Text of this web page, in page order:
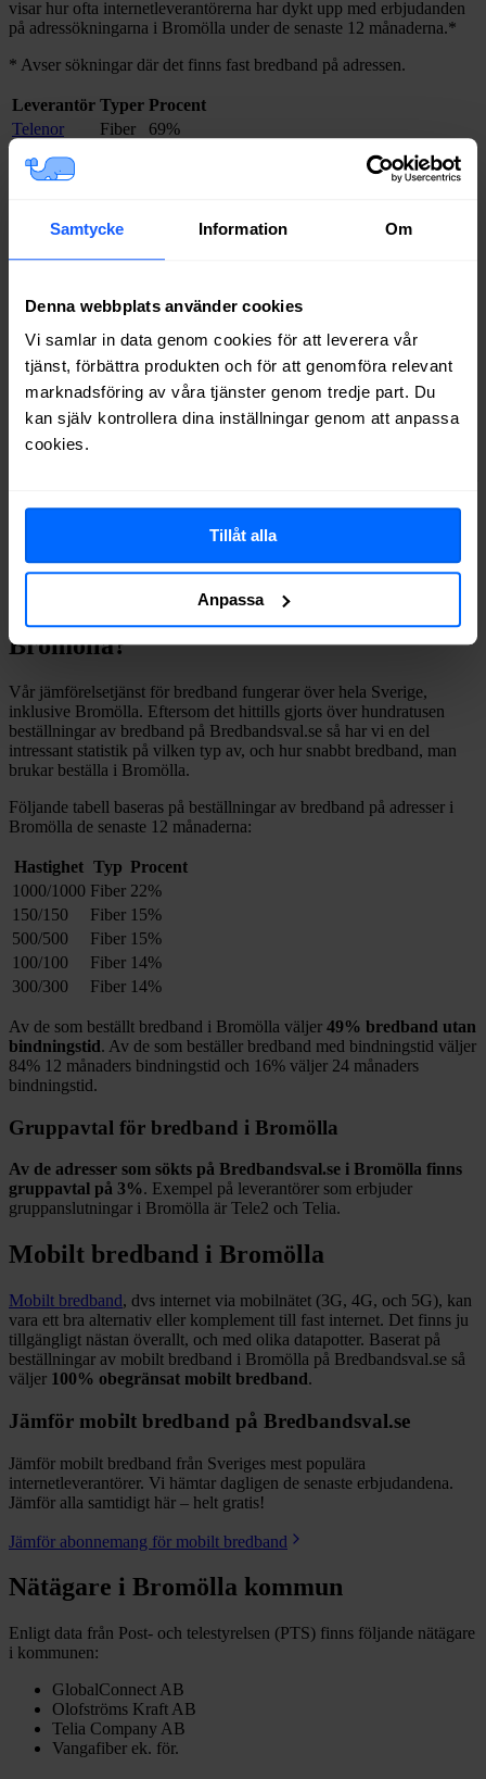
Samtycke Information Om
Denna webbplats använder cookies
Vi samlar in data genom cookies för att leverera vår
tjänst, förbättra produkten och för att genomföra relevant
marknadsföring av våra tjänster genom tredje part. Du
kan själv kontrollera dina inställningar genom att anpassa
cookies.
Tillåt alla
Anpassa
visar hur ofta internetleverantörerna har dykt upp med erbjudanden
på adressökningarna i Bromölla under de senaste 12 månaderna.*
* Avser sökningar där det finns fast bredband på adressen.
Leverantör Typer Procent
Telenor
Fiber
69%
Net at Once
Bredband2
Allente
Fiber
Boxer
Fiber
Fiber
Trygg Surf
Fiber
28%
Tele2
Fiber
26%
Comviq
Fiber
21%
Internetport Fiber 12%
Om du vill se exakt vilka internetleverantörer som erbjuder
Sök
Vilket fast bredband väljer man i
Bromölla?
Vår jämförelsetjänst för bredband fungerar över hela Sverige,
inklusive Bromölla. Eftersom det hittills gjorts över hundratusen
beställningar av bredband på Bredbandsval.se så har vi en del
intressant statistik på vilken typ av, och hur snabbt bredband, man
brukar beställa i Bromölla.
Följande tabell baseras på beställningar av bredband på adresser i
Bromölla de senaste 12 månaderna:
Hastighet Typ Procent
1000/1000 Fiber 22%
150/150
Fiber 15%
500/500
Fiber 15%
100/100
Fiber 14%
300/300
Fiber 14%
Av de som beställt bredband i Bromölla väljer 49% bredband utan
bindningstid. Av de som beställer bredband med bindningstid väljer
84% 12 månaders bindningstid och 16% väljer 24 månaders
bindningstid.
Gruppavtal för bredband i Bromölla
Av de adresser som sökts på Bredbandsval.se i Bromölla finns
gruppavtal på 3%. Exempel på leverantörer som erbjuder
gruppanslutningar i Bromölla är Tele2 och Telia.
Mobilt bredband i Bromölla
Mobilt bredband, dvs internet via mobilnätet (3G, 4G, och 5G), kan
vara ett bra alternativ eller komplement till fast internet. Det finns ju
tillgängligt nästan överallt, och med olika datapotter. Baserat på
beställningar av mobilt bredband i Bromölla på Bredbandsval.se så
väljer 100% obegränsat mobilt bredband.
Jämför mobilt bredband på Bredbandsval.se
Jämför mobilt bredband från Sveriges mest populära
internetleverantörer. Vi hämtar dagligen de senaste erbjudandena.
Jämför alla samtidigt här – helt gratis!
Jämför abonnemang för mobilt bredband
Nätägare i Bromölla kommun
Enligt data från Post- och telestyrelsen (PTS) finns följande nätägare
i kommunen:
GlobalConnect AB
Olofströms Kraft AB
Telia Company AB
Vangafiber ek. för.